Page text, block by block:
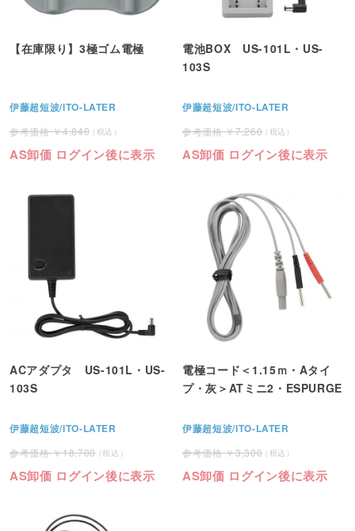
【在庫限り】3極ゴム電極
伊藤超短波/ITO-LATER
4,840
AS卸価 ログイン後に表示
電池BOX US-101L・US-
103S
伊藤超短波/ITO-LATER
7,260
AS卸価 ログイン後に表示
ACアダプタ US-101L・US-
103S
伊藤超短波/ITO-LATER
18,700
AS卸価 ログイン後に表示
電極コード＜1.15ｍ・Aタイ
プ・灰＞ATミニ2・ESPURGE
伊藤超短波/ITO-LATER
3,300
AS卸価 ログイン後に表示